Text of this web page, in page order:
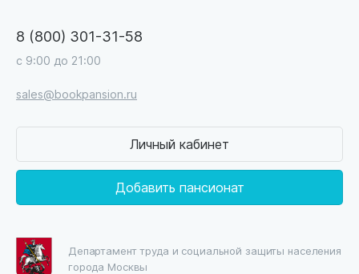
8 (800) 301-31-58
с 9:00 до 21:00
sales@bookpansion.ru
Личный кабинет
Добавить пансионат
Департамент труда и социальной защиты населения
города Москвы